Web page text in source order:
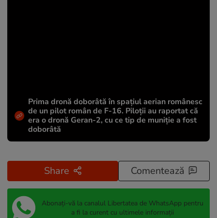
Prima dronă doborâtă în spațiul aerian românesc
de un pilot român de F-16. Piloții au raportat că
era o dronă Geran-2, cu ce tip de muniție a fost
doborâtă
Share Comentează
Abonați-vă la canalul Libertatea de WhatsApp pentru
a fi la curent cu ultimele informații